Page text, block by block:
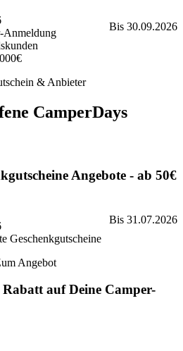
& Anbieter
Bis 30.09.2026
Anmeldung
CamperDays
Angebote - ab 50€
Angebot
Bis 31.07.2026
Geschenkgutscheine
Rabatt auf Deine Camper-